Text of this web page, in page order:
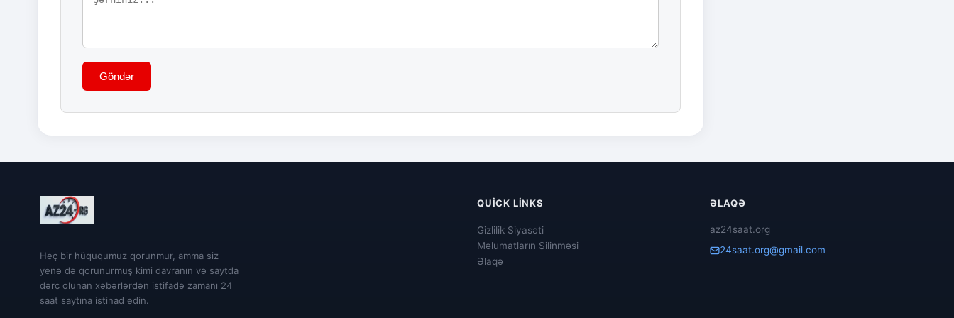
Göndər
Heç bir hüququmuz qorunmur, amma siz
yenə də qorunurmuş kimi davranın və saytda
dərc olunan xəbərlərdən istifadə zamanı 24
saat saytına istinad edin.
QUICK LINKS
Gizlilik Siyasəti
Məlumatların Silinməsi
Əlaqə
ƏLAQƏ
az24saat.org
24saat.org@gmail.com